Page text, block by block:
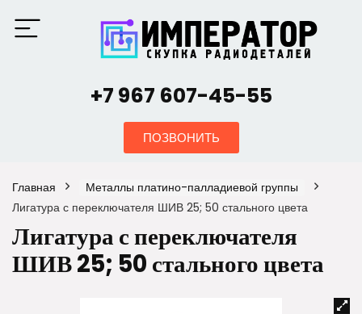
+7 967 607-45-55
ПОЗВОНИТЬ
Главная
Металлы платино-палладиевой группы
Лигатура с переключателя ШИВ 25; 50 стального цвета
Лигатура с переключателя
ШИВ 25; 50 стального цвета